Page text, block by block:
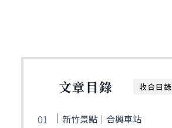
收合目錄
文章目錄
新竹景點｜合興車站